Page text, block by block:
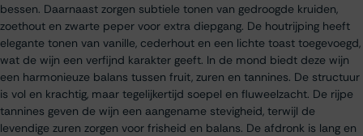
bessen. Daarnaast zorgen subtiele tonen van gedroogde kruiden,
zoethout en zwarte peper voor extra diepgang. De houtrijping heeft
elegante tonen van vanille, cederhout en een lichte toast toegevoegd,
wat de wijn een verfijnd karakter geeft. In de mond biedt deze wijn
een harmonieuze balans tussen fruit, zuren en tannines. De structuur
is vol en krachtig, maar tegelijkertijd soepel en fluweelzacht. De rijpe
tannines geven de wijn een aangename stevigheid, terwijl de
levendige zuren zorgen voor frisheid en balans. De afdronk is lang en